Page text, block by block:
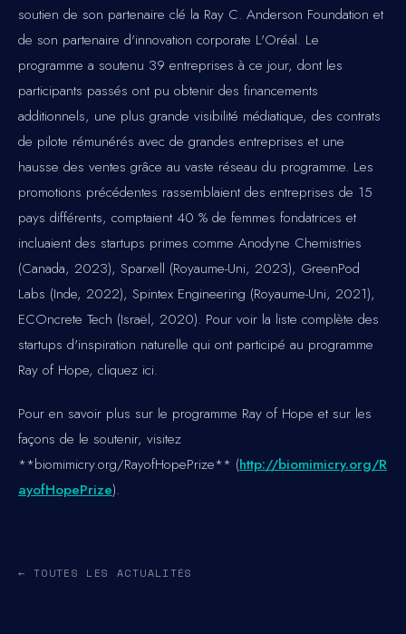
soutien de son partenaire clé la Ray C. Anderson Foundation et
de son partenaire d'innovation corporate L'Oréal. Le
programme a soutenu 39 entreprises à ce jour, dont les
participants passés ont pu obtenir des financements
additionnels, une plus grande visibilité médiatique, des contrats
de pilote rémunérés avec de grandes entreprises et une
hausse des ventes grâce au vaste réseau du programme. Les
promotions précédentes rassemblaient des entreprises de 15
pays différents, comptaient 40 % de femmes fondatrices et
incluaient des startups primes comme Anodyne Chemistries
(Canada, 2023), Sparxell (Royaume-Uni, 2023), GreenPod
Labs (Inde, 2022), Spintex Engineering (Royaume-Uni, 2021),
ECOncrete Tech (Israël, 2020). Pour voir la liste complète des
startups d'inspiration naturelle qui ont participé au programme
Ray of Hope, cliquez ici.
Pour en savoir plus sur le programme Ray of Hope et sur les
façons de le soutenir, visitez
**biomimicry.org/RayofHopePrize** (http://biomimicry.org/R
ayofHopePrize).
← TOUTES LES ACTUALITÉS